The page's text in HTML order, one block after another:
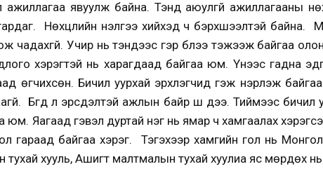
явуулж байна. Тэнд аюулгүй ажиллагааны
Нөхцлийн үнэлгээ хийхэд ч бэрхшээлтэй байна.
чадахгүй. Учир нь тэндээс гэр бүлээ тэжээж байгаа олон
хэрэгтэй нь харагдаад байгаа юм. Үүнээс гадна
өгчихсөн. Бичил уурхай эрхлэгчид гэж нэрлэж
Бүгд л эрсдэлтэй ажлын байр шүү дээ. Тиймээс бичил
юм. Яагаад гэвэл дуртай нэг нь ямар ч хамгаалах
осол гараад байгаа хэрэг. Тэгэхээр хамгийн гол нь
тухай хууль, Ашигт малтмалын тухай хуулиа яс мөрдөх нь